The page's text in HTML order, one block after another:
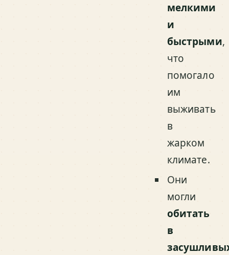
мелкими
и
быстрыми,
что
помогало
им
выживать
в
жарком
климате.
Они
могли
обитать
в